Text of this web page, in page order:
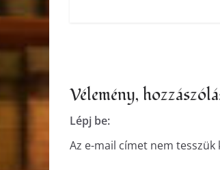
Vélemény,
Lépj be:
Az e-mail címet nem tesszük